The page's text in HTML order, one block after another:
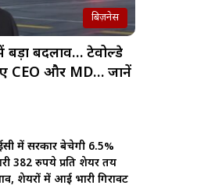
बिज़नेस
में बड़ा बदलाव… टेवोल्डे
CEO और MD… जानें
में सरकार बेचेगी 6.5%
382 रुपये प्रति शेयर तय
शेयरों में आई भारी गिरावट